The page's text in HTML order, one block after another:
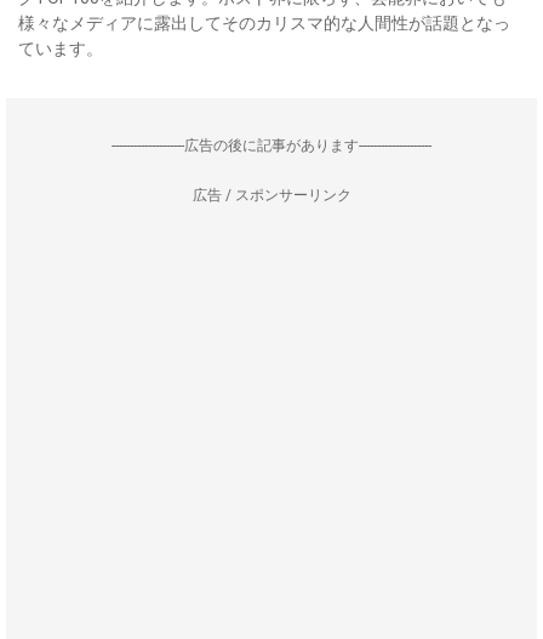
様々なメディアに露出してそのカリスマ的な人間性が話題となっ
ています。
--------------------広告の後に記事があります--------------------
広告 / スポンサーリンク